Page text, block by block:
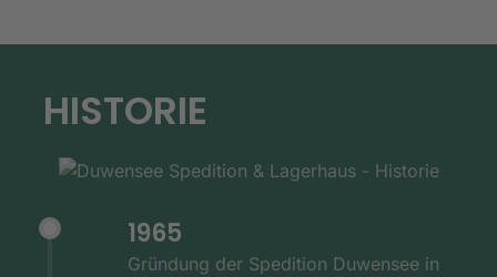
HISTORIE
1965
Gründung der Spedition Duwensee in